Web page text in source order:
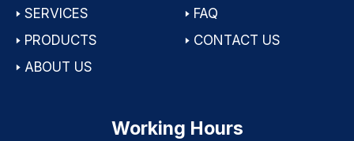
🢒 SERVICES
🢒 PRODUCTS
🢒 ABOUT US
🢒 FAQ
🢒 CONTACT US
Working Hours